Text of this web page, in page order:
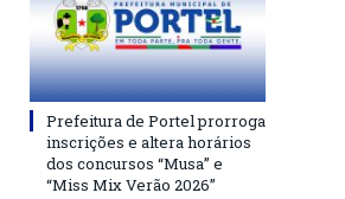
Prefeitura de Portel prorroga
inscrições e altera horários
dos concursos “Musa” e
“Miss Mix Verão 2026”